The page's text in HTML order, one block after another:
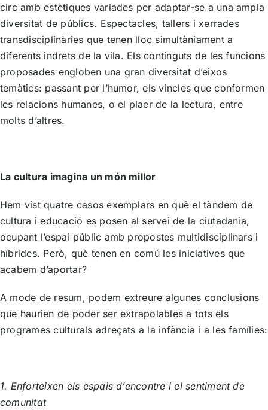
circ amb estètiques variades per adaptar-se a una ampla
diversitat de públics. Espectacles, tallers i xerrades
transdisciplinàries que tenen lloc simultàniament a
diferents indrets de la vila. Els continguts de les funcions
proposades engloben una gran diversitat d’eixos
temàtics: passant per l’humor, els vincles que conformen
les relacions humanes, o el plaer de la lectura, entre
molts d’altres.
La cultura imagina un món millor
Hem vist quatre casos exemplars en què eltàndem de
cultura i educació es posen al servei de la ciutadania,
ocupant l’espai públic amb propostes multidisciplinars i
híbrides. Però, què tenen en comú les iniciatives que
acabem d’aportar?
A mode de resum, podem extreure algunes conclusions
que haurien de poder ser extrapolables a tots els
programes culturals adreçats a la infància i a les famílies:
1. Enforteixen els espais d’encontre i el sentiment de
comunitat